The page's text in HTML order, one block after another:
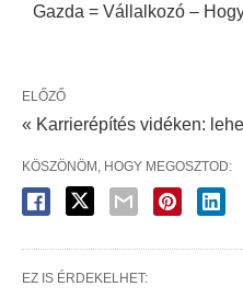
Gazda = Vállalkozó –
ELŐZŐ
« Karrierépítés vidéken:
KÖSZÖNÖM, HOGY MEGOSZTOD:
EZ IS ÉRDEKELHET: